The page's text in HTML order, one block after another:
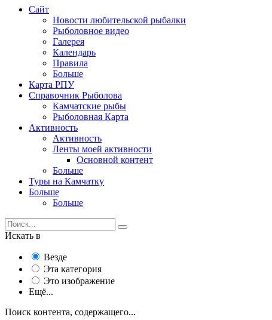
Сайт
Новости любительской рыбалки
Рыболовное видео
Галерея
Календарь
Правила
Больше
Карта РПУ
Справочник Рыболова
Камчатские рыбы
Рыболовная Карта
Активность
Активность
Ленты моей активности
Основной контент
Больше
Туры на Камчатку
Больше
Больше
Искать в
Везде
Эта категория
Это изображение
Ещё...
Поиск контента, содержащего...